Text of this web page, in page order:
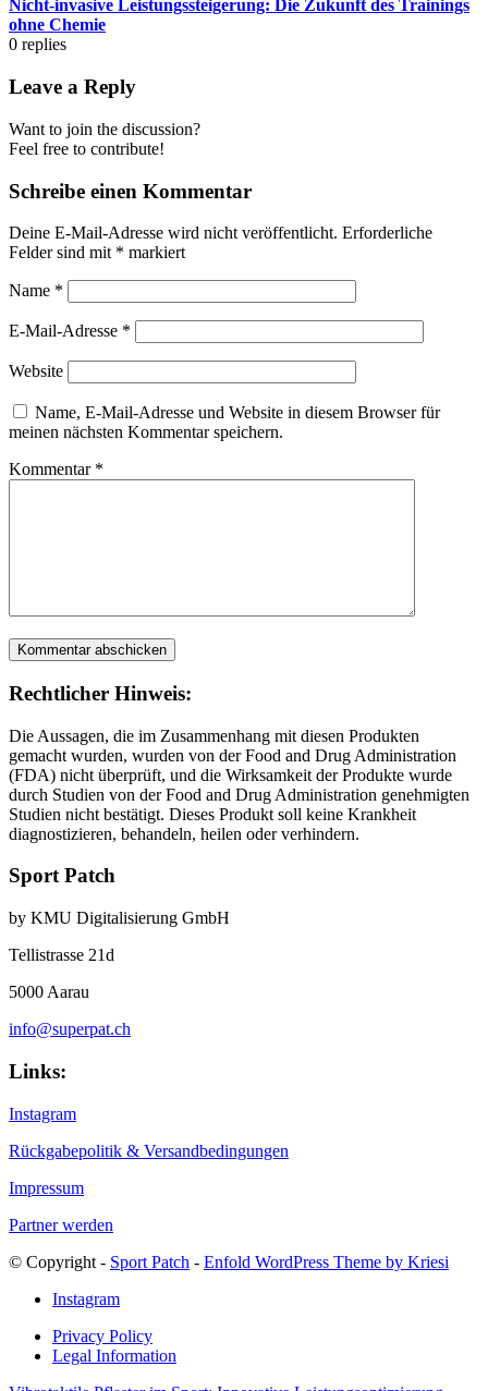
Nicht-invasive Leistungssteigerung: Die Zukunft des Trainings
ohne Chemie
0 replies
Leave a Reply
Want to join the discussion?
Feel free to contribute!
Schreibe einen Kommentar
Deine E-Mail-Adresse wird nicht veröffentlicht. Erforderliche
Felder sind mit * markiert
Name *
E-Mail-Adresse *
Website
Name, E-Mail-Adresse und Website in diesem Browser für
meinen nächsten Kommentar speichern.
Kommentar *
Rechtlicher Hinweis:
Die Aussagen, die im Zusammenhang mit diesen Produkten
gemacht wurden, wurden von der Food and Drug Administration
(FDA) nicht überprüft, und die Wirksamkeit der Produkte wurde
durch Studien von der Food and Drug Administration genehmigten
Studien nicht bestätigt. Dieses Produkt soll keine Krankheit
diagnostizieren, behandeln, heilen oder verhindern.
Sport Patch
by KMU Digitalisierung GmbH
Tellistrasse 21d
5000 Aarau
info@superpat.ch
Links:
Instagram
Rückgabepolitik & Versandbedingungen
Impressum
Partner werden
© Copyright - Sport Patch - Enfold WordPress Theme by Kriesi
Instagram
Privacy Policy
Legal Information